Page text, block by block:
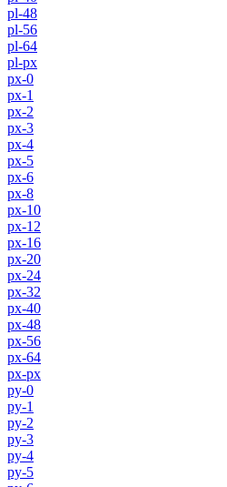
pl-48
pl-56
pl-64
pl-px
px-0
px-1
px-2
px-3
px-4
px-5
px-6
px-8
px-10
px-12
px-16
px-20
px-24
px-32
px-40
px-48
px-56
px-64
px-px
py-0
py-1
py-2
py-3
py-4
py-5